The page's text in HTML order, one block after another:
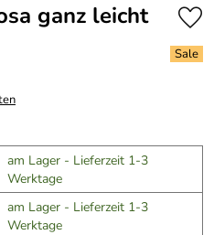
ganz leicht
am Lager - Lieferzeit 1-3
Werktage
am Lager - Lieferzeit 1-3
Werktage